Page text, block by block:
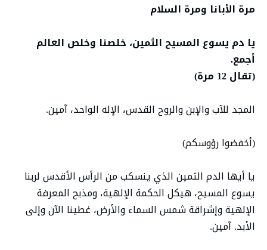
مرة الأبانا ومرة السلام
يا دم يسوع المسيح الثمين، خلصنا وخلص العالم
أجمع.
(تقال 12 مرة)
المجد للآب والإبن والروح القدس، الإله الواحد، آمين.
(أخفضوا رؤوسكم)
يا أيها الدم الثمين الذي ينسكب من الرأس الأقدس لربنا
يسوع المسيح، هيكل الحكمة الإلهية، ومذبح المعرفة
الإلهية وإشراقة شمس السماء والأرض، غطينا الآن وإلى
الأبد. آمين.